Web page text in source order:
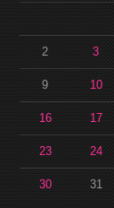
2 3
9 10
16 17
23 24
30 31